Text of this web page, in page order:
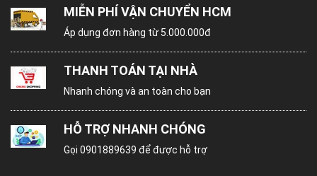
MIỄN PHÍ VẬN CHUYỂN HCM
Áp dụng đơn hàng từ 5.000.000đ
THANH TOÁN TẠI NHÀ
Nhanh chóng và an toàn cho bạn
HỖ TRỢ NHANH CHÓNG
Gọi 0901889639 để được hỗ trợ